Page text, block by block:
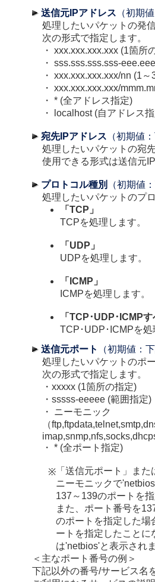
送信元IPアドレス （初期
処理したいパケットの発
次の形式で指定します。
・ xxx.xxx.xxx.xxx (1箇所
・ sss.sss.sss.sss-
・ xxx.xxx.xxx.xxx/nn (1
・ xxx.xxx.xxx.xxx/
・ * (全アドレス指定)
・ localhost (自アドレス
宛先IPアドレス （初期値
処理したいパケットの宛
使用できる形式は送信元
プロトコル種別
（初期値
処理したいパケットのプ
「TCP」
TCPを処理します。
「UDP」
UDPを処理します。
「ICMP」
ICMPを処理します。
「TCP･UDP･ICMPす
TCP･UDP･ICMPを処
送信元ポート
（初期値：
処理したいパケットのポ
次の形式で指定します。
・xxxxx (1箇所の指定)
・sssss-eeeee (範囲指定)
・ ニーモニック
（
・ * (全ポート指定)
※ 「送信元ポート」ま
ニーモニックで
137～139のポートを
また、ポート番号を
のポートを指定した場
ートを指定したこと
は'netbios'と表示されま
＜主なポート番号の例＞
下記以外の番号/サービス